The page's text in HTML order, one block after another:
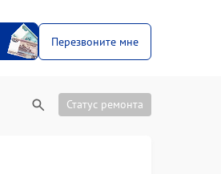
Перезвоните мне
Статус ремонта